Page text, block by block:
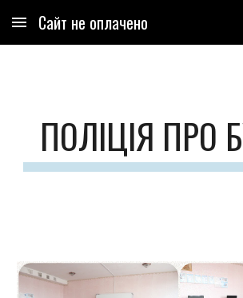
Skip to main content
Сайт не оплачено
ПОЛІЦІЯ ПРО